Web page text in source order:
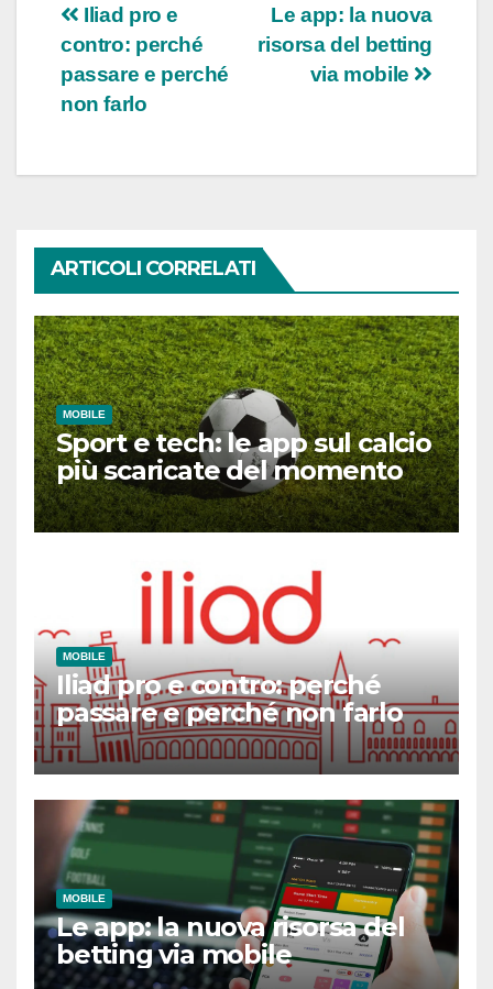
Navigazione
articoli
Le app: la nuova
risorsa del betting
via mobile
Iliad pro e
contro: perché
passare e perché
non farlo
ARTICOLI CORRELATI
MOBILE
Sport e tech: le app sul calcio
più scaricate del momento
MOBILE
Iliad pro e contro: perché
passare e perché non farlo
MOBILE
Le app: la nuova risorsa del
betting via mobile